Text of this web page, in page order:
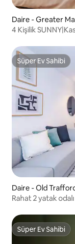
Daire - Greater
4 Kişilik
Süper Ev Sahibi
Süper Ev Sahibi
Daire - Old
Rahat 2 yatak
Süper Ev Sahibi
Süper Ev Sahibi